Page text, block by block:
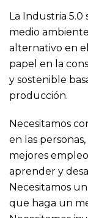
La Industria 5.0
medio
alternativo en
papel en la
y sostenible
producción.
Necesitamos
en las
mejores
aprender y
Necesitamos
que haga un